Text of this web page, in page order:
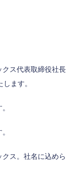
ス代表取締役社長
ます。
ス。社名に込めら